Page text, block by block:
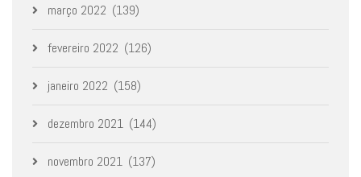
março 2022 (139)
fevereiro 2022 (126)
janeiro 2022 (158)
dezembro 2021 (144)
novembro 2021 (137)